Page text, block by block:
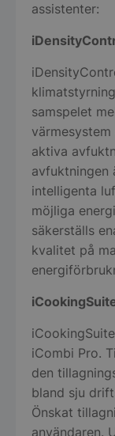
assistenter:
samspelet
aktiva
avfuktningen
intelligenta
möjliga
säkerställs
kvalitet på
iCombi Pro.
den
bland sju
Önskat
användaren.